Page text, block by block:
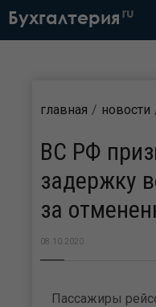
Бухгалтерия ru
главная новости
ВС РФ
задержку
за
08.10.2020
Пассажиры